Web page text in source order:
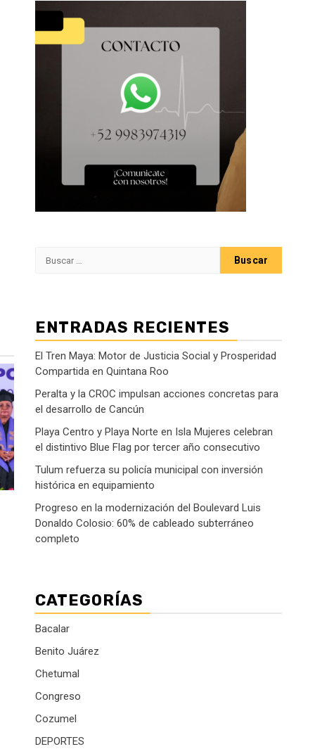
ENTRADAS RECIENTES
El Tren Maya: Motor de Justicia Social y Prosperidad
Compartida en Quintana Roo
Peralta y la CROC impulsan acciones concretas para
el desarrollo de Cancún
Playa Centro y Playa Norte en Isla Mujeres celebran
el distintivo Blue Flag por tercer año consecutivo
Tulum refuerza su policía municipal con inversión
histórica en equipamiento
Progreso en la modernización del Boulevard Luis
Donaldo Colosio: 60% de cableado subterráneo
completo
CATEGORÍAS
Bacalar
Benito Juárez
Chetumal
Congreso
Cozumel
DEPORTES